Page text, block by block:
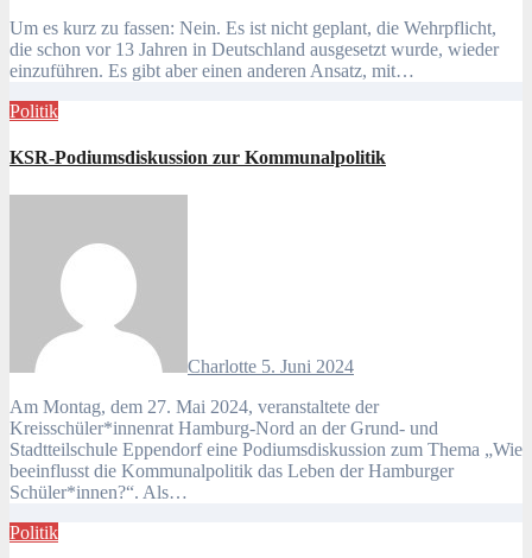
Um es kurz zu fassen: Nein. Es ist nicht geplant, die Wehrpflicht,
die schon vor 13 Jahren in Deutschland ausgesetzt wurde, wieder
einzuführen. Es gibt aber einen anderen Ansatz, mit…
Politik
KSR-Podiumsdiskussion zur Kommunalpolitik
Charlotte 5. Juni 2024
Am Montag, dem 27. Mai 2024, veranstaltete der
Kreisschüler*innenrat Hamburg-Nord an der Grund- und
Stadtteilschule Eppendorf eine Podiumsdiskussion zum Thema „Wie
beeinflusst die Kommunalpolitik das Leben der Hamburger
Schüler*innen?“. Als…
Politik